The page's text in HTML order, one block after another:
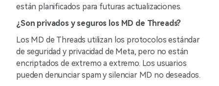
están planificados para futuras actualizaciones.
¿Son privados y seguros los MD de Threads?
Los MD de Threads utilizan los protocolos estándar
de seguridad y privacidad de Meta, pero no están
encriptados de extremo a extremo. Los usuarios
pueden denunciar spam y silenciar MD no deseados.